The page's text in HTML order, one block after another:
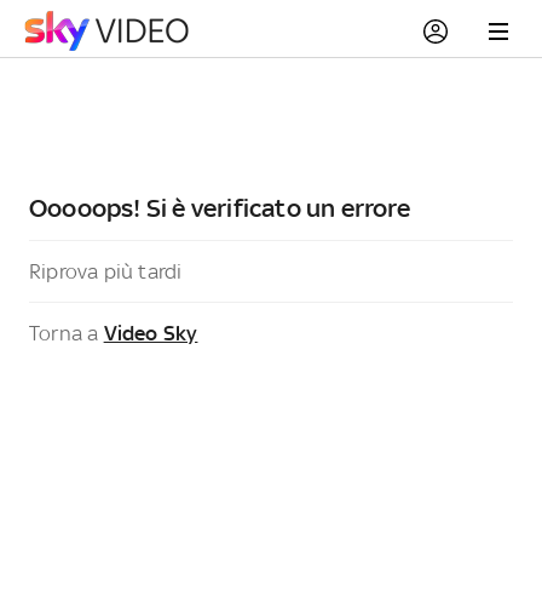
Ooooops! Si è verificato un errore
Riprova più tardi
Torna a Video Sky